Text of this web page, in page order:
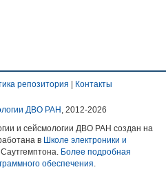
репозитория | Контакты
ДВО РАН , 2012-2026
и сейсмологии ДВО РАН создан на
в Школе электроники и
Более подробная
обеспечения